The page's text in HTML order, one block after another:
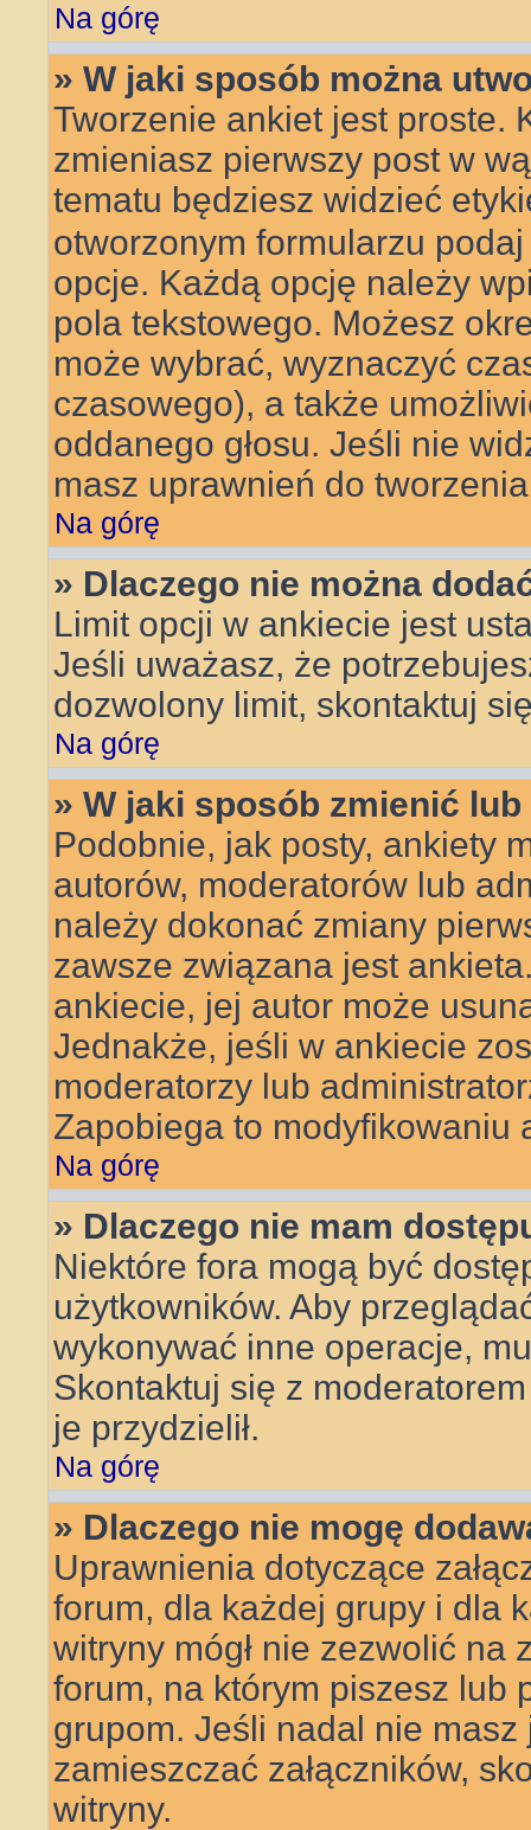
Na górę
» W jaki sposób można
Tworzenie ankiet jest proste.
zmieniasz pierwszy post w
tematu będziesz widzieć
otworzonym formularzu
opcje. Każdą opcję należy
pola tekstowego. Możesz
może wybrać, wyznaczyć
czasowego), a także
oddanego głosu. Jeśli nie
masz uprawnień do
Na górę
» Dlaczego nie można
Limit opcji w ankiecie jest
Jeśli uważasz, że
dozwolony limit, skontaktuj
Na górę
» W jaki sposób zmienić
Podobnie, jak posty, ankiety
autorów, moderatorów lub
należy dokonać zmiany
zawsze związana jest
ankiecie, jej autor może
Jednakże, jeśli w ankiecie
moderatorzy lub
Zapobiega to modyfikowaniu
Na górę
» Dlaczego nie mam
Niektóre fora mogą być
użytkowników. Aby
wykonywać inne operacje,
Skontaktuj się z
je przydzielił.
Na górę
» Dlaczego nie mogę
Uprawnienia dotyczące
forum, dla każdej grupy i dla
witryny mógł nie zezwolić na
forum, na którym piszesz lub
grupom. Jeśli nadal nie
zamieszczać załączników,
witryny.